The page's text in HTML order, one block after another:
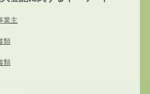
業主
類
類